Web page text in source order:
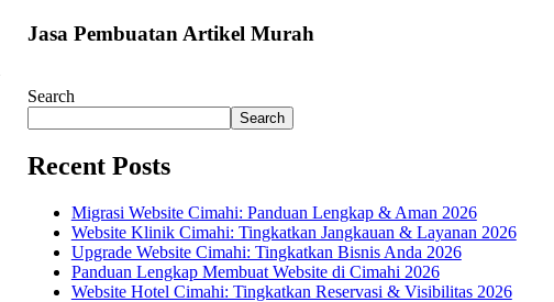
Jasa Pembuatan Artikel Murah
Search
Search
Recent Posts
Migrasi Website Cimahi: Panduan Lengkap & Aman 2026
Website Klinik Cimahi: Tingkatkan Jangkauan & Layanan 2026
Upgrade Website Cimahi: Tingkatkan Bisnis Anda 2026
Panduan Lengkap Membuat Website di Cimahi 2026
Website Hotel Cimahi: Tingkatkan Reservasi & Visibilitas 2026